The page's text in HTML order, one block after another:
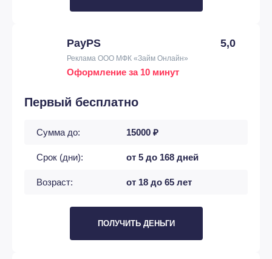
PayPS 5,0
Реклама ООО МФК «Займ Онлайн»
Оформление за 10 минут
Первый бесплатно
Сумма до: 15000 ₽
Срок (дни): от 5 до 168 дней
Возраст: от 18 до 65 лет
ПОЛУЧИТЬ ДЕНЬГИ